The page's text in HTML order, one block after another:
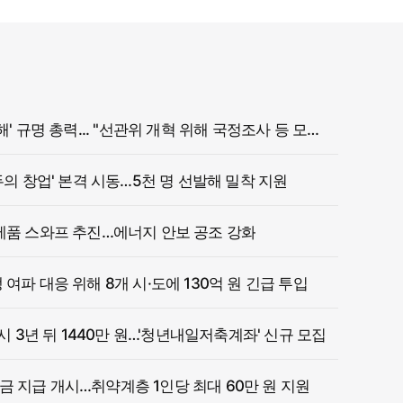
정부, '참정권 침해' 규명 총력... "선관위 개혁 위해 국정조사 등 모든 조치"
창업' 본격 시동…5천 명 선발해 밀착 지원
품 스와프 추진…에너지 안보 공조 강화
여파 대응 위해 8개 시·도에 130억 원 긴급 투입
3년 뒤 1440만 원…'청년내일저축계좌' 신규 모집
지급 개시…취약계층 1인당 최대 60만 원 지원